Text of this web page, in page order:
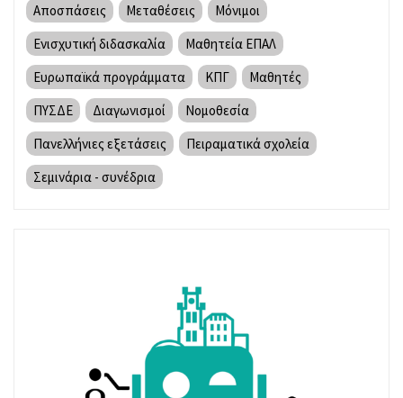
Αποσπάσεις
Μεταθέσεις
Μόνιμοι
Ενισχυτική διδασκαλία
Μαθητεία ΕΠΑΛ
Ευρωπαϊκά προγράμματα
ΚΠΓ
Μαθητές
ΠΥΣΔΕ
Διαγωνισμοί
Νομοθεσία
Πανελλήνιες εξετάσεις
Πειραματικά σχολεία
Σεμινάρια - συνέδρια